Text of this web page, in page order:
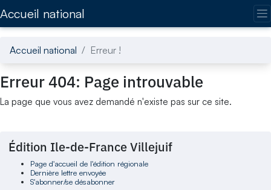
Accueil national
Accueil national Erreur !
Erreur 404: Page introuvable
La page que vous avez demandé n'existe pas sur ce site.
Édition Ile-de-France Villejuif
Page d'accueil de l'édition régionale
Dernière lettre envoyée
S'abonner/se désabonner